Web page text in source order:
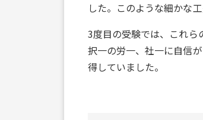
した。このような細かな
3度目の受験では、これら
択一の労一、社一に自信
得していました。